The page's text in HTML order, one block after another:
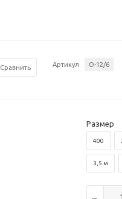
Сравнить Артикул О-12/6
Размер
400
3,5 м